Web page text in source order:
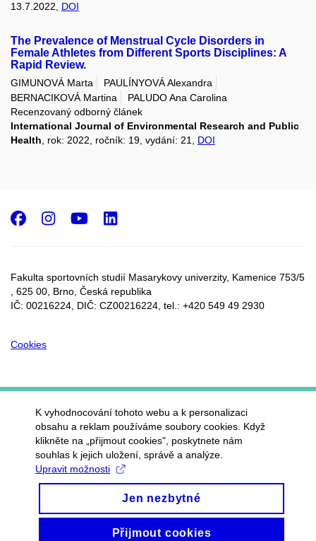
13.7.2022, DOI
The Prevalence of Menstrual Cycle Disorders in
Female Athletes from Different Sports Disciplines: A
Rapid Review.
GIMUNOVÁ Marta
PAULÍNYOVÁ Alexandra
BERNACIKOVÁ Martina
PALUDO Ana Carolina
Recenzovaný odborný článek
International Journal of Environmental Research and Public
Health , rok: 2022, ročník: 19, vydání: 21, DOI
Fakulta sportovních studií Masarykovy univerzity, Kamenice 753/5​
, 625 00, Brno, Česká republika
IČ: 00216224, DIČ: CZ00216224, tel.: +420 549 49 2930
Cookies
Facebook
Instagram
Youtube
K vyhodnocování tohoto webu a k personalizaci
obsahu a reklam používáme soubory cookies. Když
klikněte na „přijmout cookies", poskytnete nám
souhlas k jejich uložení, správě a analýze.
Upravit možnosti
Jen nezbytné
Přijmout cookies